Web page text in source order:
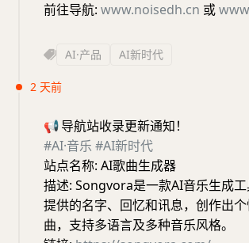
前往导航: www.noisedh.cn 或
AI·产品 AI新时代
2 天前
📢导航站收录更新通知！
#AI·音乐 #AI新时代
站点名称: AI歌曲生成器
描述: Songvora是一款AI音乐生成
提供的名字、回忆和讯息，创作出
曲，支持多语言及多种音乐风格。